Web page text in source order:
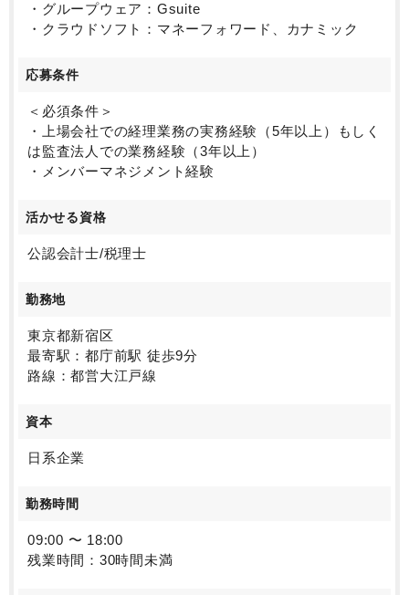
・グループウェア：Gsuite
・クラウドソフト：マネーフォワード、カナミック
応募条件
＜必須条件＞
・上場会社での経理業務の実務経験（5年以上）もしく
は監査法人での業務経験（3年以上）
・メンバーマネジメント経験
活かせる資格
公認会計士/税理士
勤務地
東京都新宿区
最寄駅：都庁前駅 徒歩9分
路線：都営大江戸線
資本
日系企業
勤務時間
09:00 〜 18:00
残業時間：30時間未満